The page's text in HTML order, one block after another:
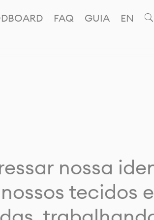
FAQ GUIA EN
nossa
tecidos e